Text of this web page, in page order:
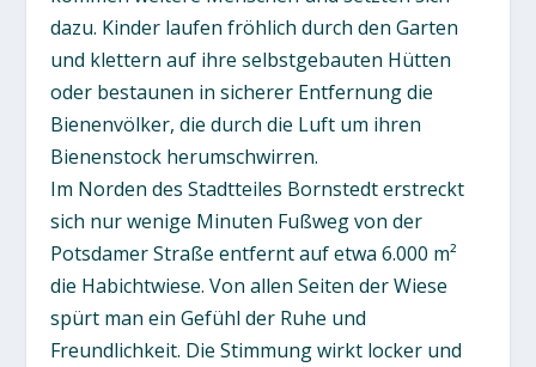
dazu. Kinder laufen fröhlich durch den Garten
und klettern auf ihre selbstgebauten Hütten
oder bestaunen in sicherer Entfernung die
Bienenvölker, die durch die Luft um ihren
Bienenstock herumschwirren.
Im Norden des Stadtteiles Bornstedt erstreckt
sich nur wenige Minuten Fußweg von der
Potsdamer Straße entfernt auf etwa 6.000 m²
die Habichtwiese. Von allen Seiten der Wiese
spürt man ein Gefühl der Ruhe und
Freundlichkeit. Die Stimmung wirkt locker und